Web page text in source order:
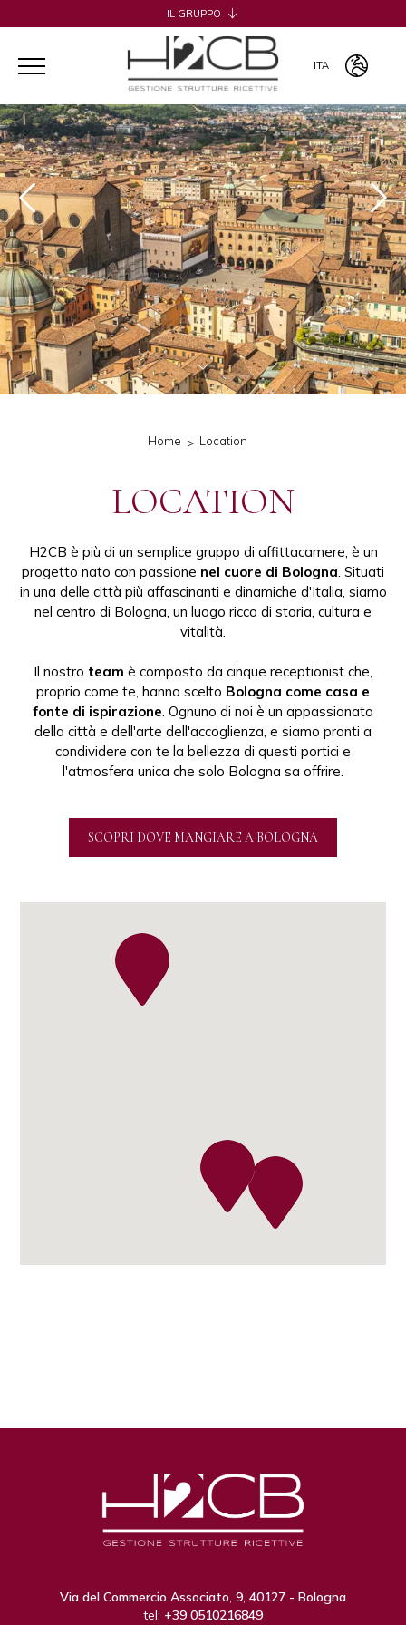
IL GRUPPO
H2CB
ACQUADERNI ROOMS
051 BOUTIQUE
COSMOPOLITAN CENTRAL ROOMS
BERTIERA ROOMS
ITA
ITA
ENG
Home Location
LOCATION
H2CB è più di un semplice gruppo di affittacamere; è un
progetto nato con passione nel cuore di Bologna. Situati
in una delle città più affascinanti e dinamiche d'Italia, siamo
nel centro di Bologna, un luogo ricco di storia, cultura e
vitalità.
Il nostro team è composto da cinque receptionist che,
proprio come te, hanno scelto Bologna come casa e
fonte di ispirazione. Ognuno di noi è un appassionato
della città e dell'arte dell'accoglienza, e siamo pronti a
condividere con te la bellezza di questi portici e
l'atmosfera unica che solo Bologna sa offrire.
SCOPRI DOVE MANGIARE A BOLOGNA
Via del Commercio Associato, 9, 40127 - Bologna
tel: +39 0510216849